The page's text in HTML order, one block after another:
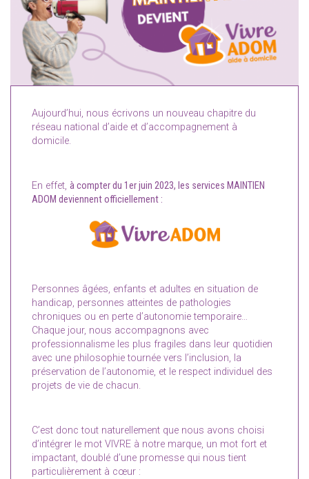
Aujourd’hui, nous écrivons un nouveau chapitre du
réseau national d’aide et d’accompagnement à
domicile.
En effet, à compter du 1er juin 2023, les services MAINTIEN
ADOM deviennent officiellement :
Personnes âgées, enfants et adultes en situation de
handicap, personnes atteintes de pathologies
chroniques ou en perte d’autonomie temporaire…
Chaque jour, nous accompagnons avec
professionnalisme les plus fragiles dans leur quotidien
avec une philosophie tournée vers l’inclusion, la
préservation de l’autonomie, et le respect individuel des
projets de vie de chacun.
C’est donc tout naturellement que nous avons choisi
d’intégrer le mot VIVRE à notre marque, un mot fort et
impactant, doublé d’une promesse qui nous tient
particulièrement à cœur :